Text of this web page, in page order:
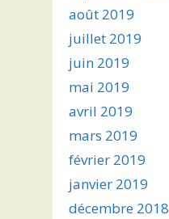
août 2019
juillet 2019
juin 2019
mai 2019
avril 2019
mars 2019
février 2019
janvier 2019
décembre 2018